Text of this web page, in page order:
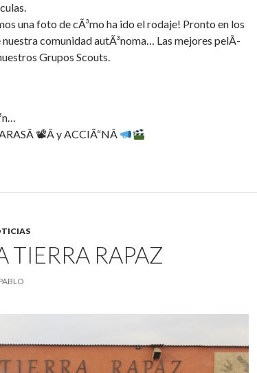
una foto de cÃ³mo ha ido el rodaje! Pronto en los
nuestra comunidad autÃ³noma… Las mejores pelÃ­
Grupos Scouts.
📽Â y ACCIÃ“NÂ
TIERRA RAPAZ